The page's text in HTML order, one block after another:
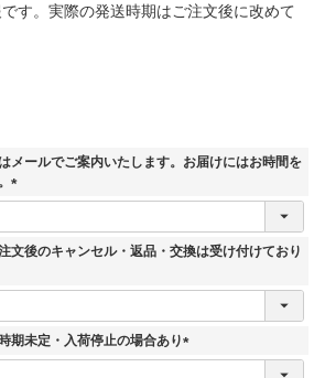
す。実際の発送時期はご注文後に改めて
メールでご案内いたします。お届けにはお時間を
(
須
文後のキャンセル・返品・交換は受け付けており
期未定・入荷停止の場合あり
(